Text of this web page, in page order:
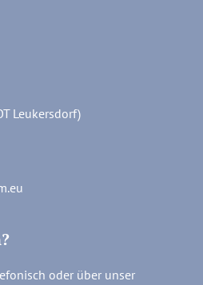
Leukersdorf)
oder über unser